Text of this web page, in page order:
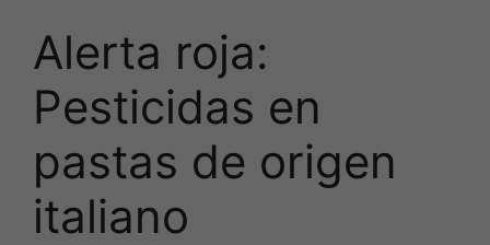
Alerta roja:
Pesticidas en
pastas de origen
italiano